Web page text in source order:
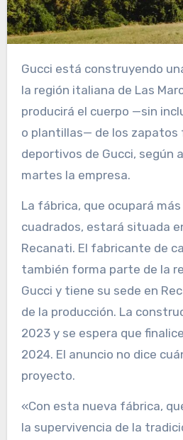
Gucci está construyendo una nueva fábrica en
la región italiana de Las
producirá el cuerpo —sin
o plantillas— de los zapatos
deportivos de Gucci, según
martes la empresa.
La fábrica, que ocupará
cuadrados, estará situada
Recanati. El fabricante de
también forma parte de la
Gucci y tiene su sede en
de la producción. La
2023 y se espera que
2024. El anuncio no dice
proyecto.
«Con esta nueva fábrica,
la supervivencia de la